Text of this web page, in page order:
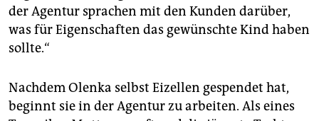
der Agentur sprachen mit den Kunden darüber,
was für Eigenschaften das gewünschte Kind haben
sollte.“
Nachdem Olenka selbst Eizellen gespendet hat,
beginnt sie in der Agentur zu arbeiten. Als eines